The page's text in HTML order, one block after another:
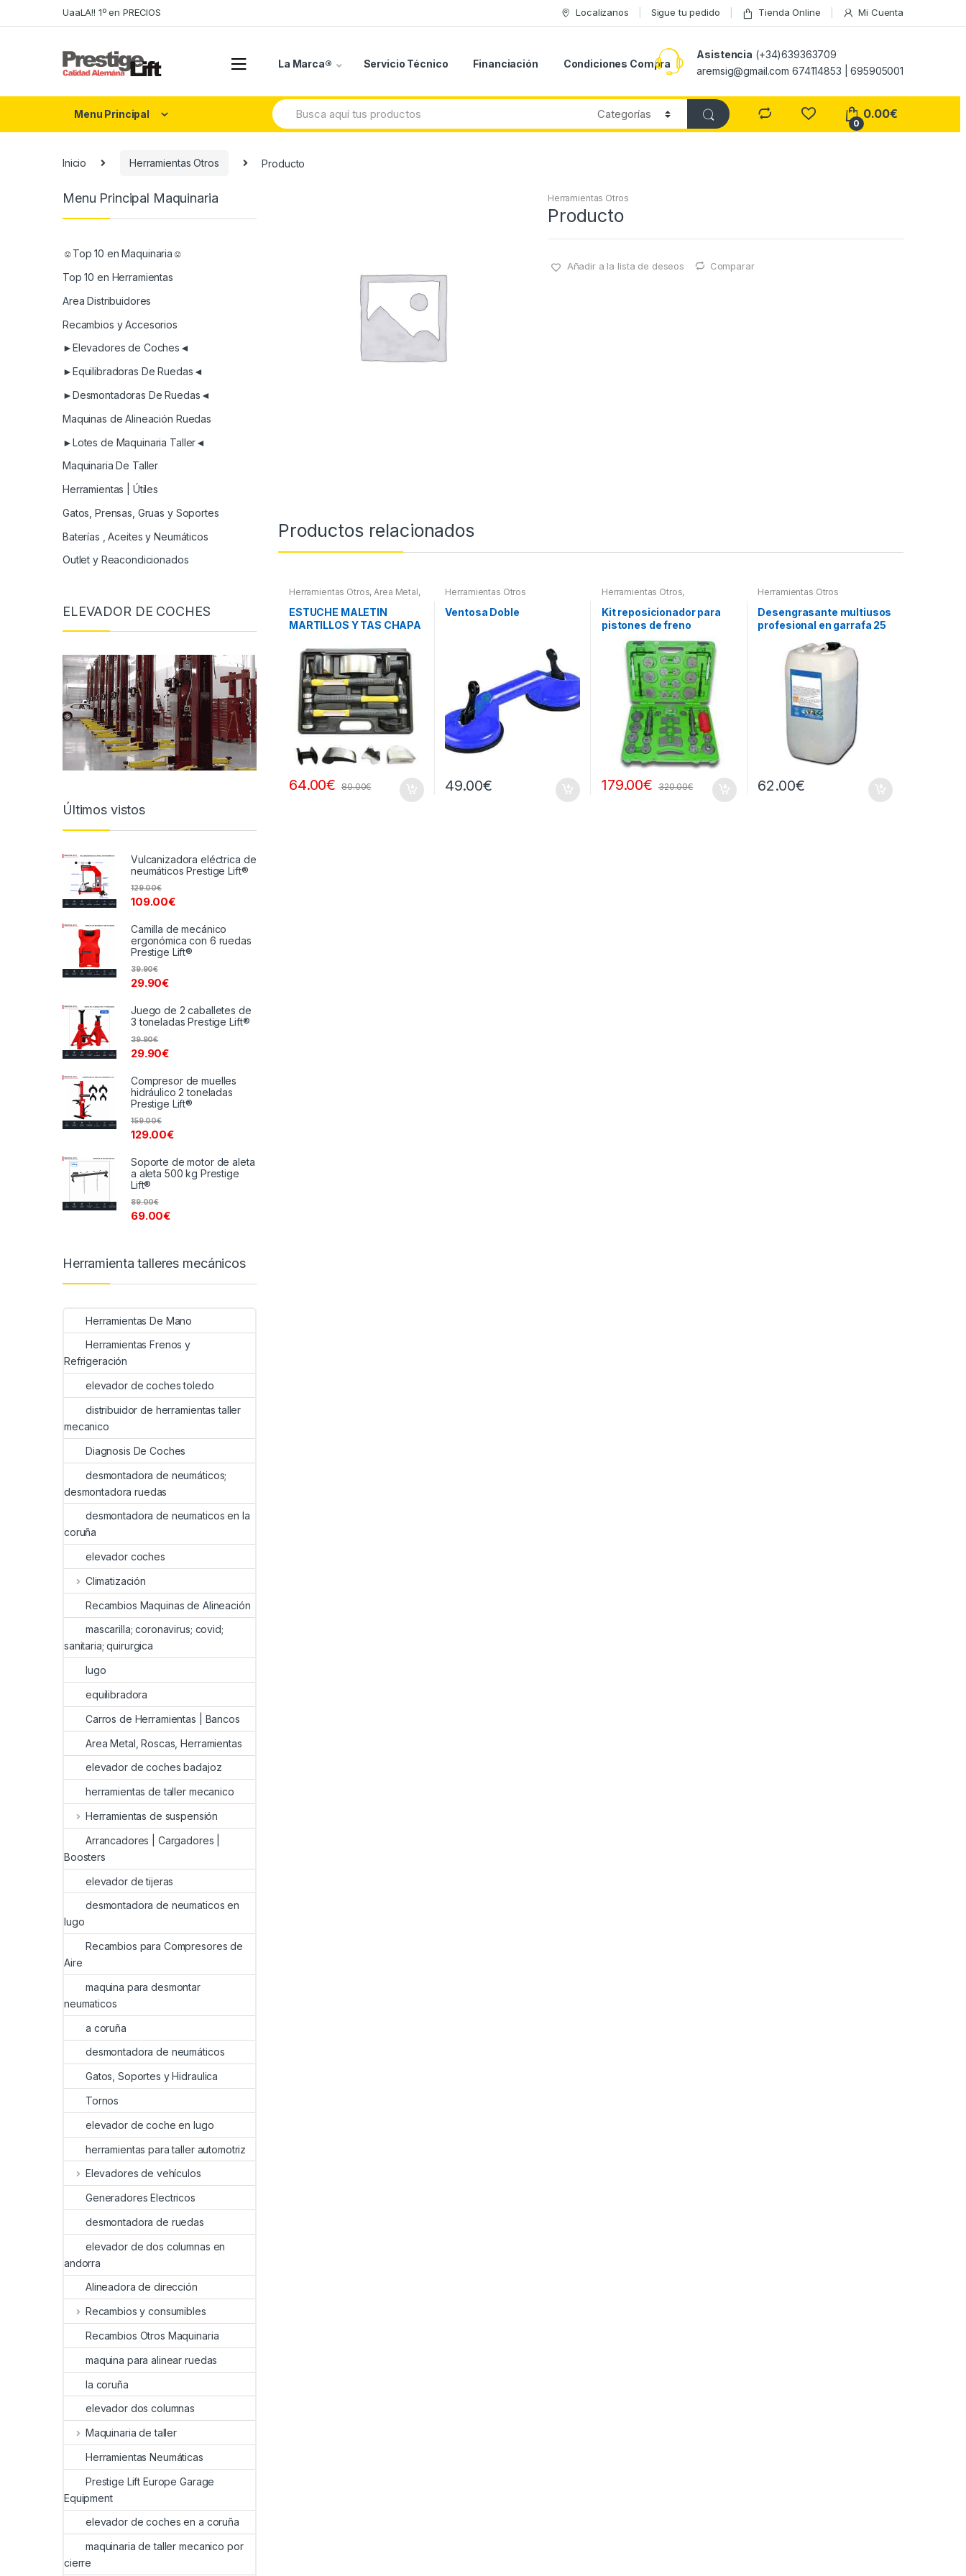
to
to
UaaLA!! 1º en PRECIOS Localizanos Sigue tu pedido Tienda Online Mi Cuenta
La Marca® Servicio Técnico Financiación Condiciones Compra
Asistencia (+34)639363709
aremsig@gmail.com 674114853 | 695905001
Menu Principal
Search
for:
0
0.00€
Inicio Herramientas Otros Producto
Herramientas Otros
Producto
Añadir a la lista de deseos Comparar
Productos relacionados
Herramientas Otros, Area Metal,
Pintura,Maletines Herramientas,
Extractores, Compresímetros,
otros
ESTUCHE MALETIN
MARTILLOS Y TAS CHAPA
64.00€ 80.00€
Herramientas Otros
Ventosa Doble
49.00€
Herramientas Otros,
Refrigeración
Kit reposicionador para
pistones de freno
179.00€ 320.00€
Herramientas Otros
Desengrasante multiusos
profesional en garrafa 25
62.00€
Menu Principal Maquinaria
☺Top 10 en Maquinaria☺
Top 10 en Herramientas
Area Distribuidores
Recambios y Accesorios
►Elevadores de Coches◄
►Equilibradoras De Ruedas◄
►Desmontadoras De Ruedas◄
Maquinas de Alineación Ruedas
►Lotes de Maquinaria Taller◄
Maquinaria De Taller
Herramientas | Útiles
Gatos, Prensas, Gruas y Soportes
Baterías , Aceites y Neumáticos
Outlet y Reacondicionados
ELEVADOR DE COCHES
Últimos vistos
Vulcanizadora eléctrica de
neumáticos Prestige Lift®
109.00€
129.00€
Camilla de mecánico
ergonómica con 6 ruedas
Prestige Lift®
29.90€
39.90€
Juego de 2 caballetes de
3 toneladas Prestige Lift®
29.90€
39.90€
Compresor de muelles
hidráulico 2 toneladas
Prestige Lift®
129.00€
159.00€
Soporte de motor de aleta
a aleta 500 kg Prestige
Lift®
69.00€
89.00€
Herramienta talleres mecánicos
Herramientas De Mano
Herramientas Frenos y
Refrigeración
elevador de coches toledo
distribuidor de herramientas taller
mecanico
Diagnosis De Coches
desmontadora de neumáticos;
desmontadora ruedas
desmontadora de neumaticos en la
coruña
elevador coches
Climatización
Recambios Maquinas de Alineación
mascarilla; coronavirus; covid;
sanitaria; quirurgica
lugo
equilibradora
Carros de Herramientas | Bancos
Area Metal, Roscas, Herramientas
elevador de coches badajoz
herramientas de taller mecanico
Herramientas de suspensión
Arrancadores | Cargadores |
Boosters
elevador de tijeras
desmontadora de neumaticos en
lugo
Recambios para Compresores de
Aire
maquina para desmontar
neumaticos
a coruña
desmontadora de neumáticos
Gatos, Soportes y Hidraulica
Tornos
elevador de coche en lugo
herramientas para taller automotriz
Elevadores de vehículos
Generadores Electricos
desmontadora de ruedas
elevador de dos columnas en
andorra
Alineadora de dirección
Recambios y consumibles
Recambios Otros Maquinaria
maquina para alinear ruedas
la coruña
elevador dos columnas
Maquinaria de taller
Herramientas Neumáticas
Prestige Lift Europe Garage
Equipment
elevador de coches en a coruña
maquinaria de taller mecanico por
cierre